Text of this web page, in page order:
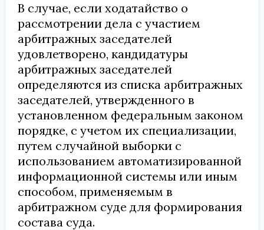
В случае, если ходатайство о
рассмотрении дела с участием
арбитражных заседателей
удовлетворено, кандидатуры
арбитражных заседателей
определяются из списка арбитражных
заседателей, утвержденного в
установленном федеральным законом
порядке, с учетом их специализации,
путем случайной выборки с
использованием автоматизированной
информационной системы или иным
способом, применяемым в
арбитражном суде для формирования
состава суда.